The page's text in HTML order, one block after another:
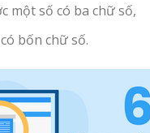
một số có ba chữ số,
bốn chữ số.